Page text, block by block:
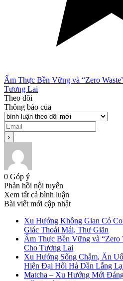
Ẩm Thực Bền Vững và “Zero
Tương Lai
Theo dõi
Thông báo của
0 Góp ý
Phản hồi nội tuyến
Xem tất cả bình luận
Bài viết mới cập nhật
Xu Hướng Không Gian Có
Giác Thoải Mái, Thư Giãn
Ẩm Thực Bền Vững và
Cho Tương Lai
Xu Hướng Sống Chậm, Ăn
Hiện Đại Hối Hả Dần Lắng
Matcha – Xu Hướng Mới